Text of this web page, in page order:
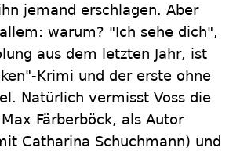
jemand erschlagen. Aber
warum? "Ich sehe dich",
aus dem letzten Jahr, ist
Krimi und der erste ohne
Natürlich vermisst Voss die
Färberböck, als Autor
Catharina Schuchmann) und